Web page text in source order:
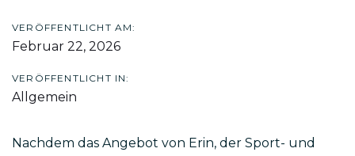
VERÖFFENTLICHT AM:
Februar 22, 2026
VERÖFFENTLICHT IN:
Allgemein
Nachdem das Angebot von Erin, der Sport- und